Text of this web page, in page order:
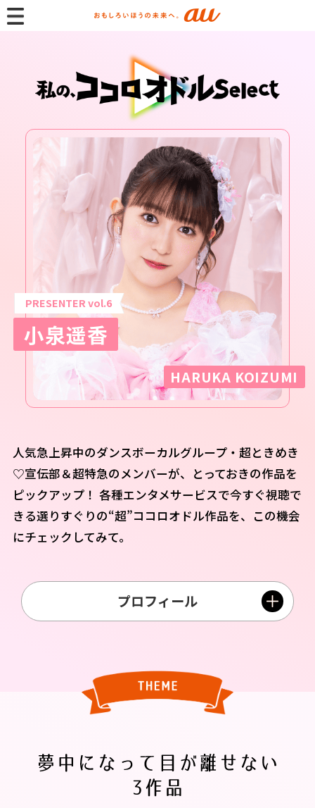
PRESENTER vol.6
小泉遥香
HARUKA KOIZUMI
人気急上昇中のダンスボーカルグループ・超ときめき
♡宣伝部＆超特急のメンバーが、とっておきの作品を
ピックアップ！ 各種エンタメサービスで今すぐ視聴で
きる選りすぐりの“超”ココロオドル作品を、この機会
にチェックしてみて。
プロフィール
2001年1月5日生まれ、埼玉県出
身。6人組グループ・超ときめき♡宣伝部のメン
バー。担当カラーは超ときめき♡ピンク。2024
TikTok総再生回数12億回を突破した。10月14日
深夜からは日本テレビ系にて初の冠番組「とき
めき♡超音波‼︎」が4週連続で放送。12月開催の